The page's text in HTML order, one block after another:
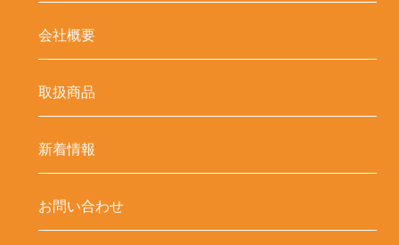
会社概要
取扱商品
新着情報
お問い合わせ